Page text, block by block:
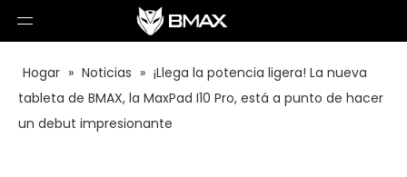
Hogar » Noticias » ¡Llega la potencia ligera! La nueva
tableta de BMAX, la MaxPad I10 Pro, está a punto de hacer
un debut impresionante